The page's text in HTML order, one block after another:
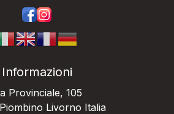
Informazioni
Provinciale, 105
Livorno Italia